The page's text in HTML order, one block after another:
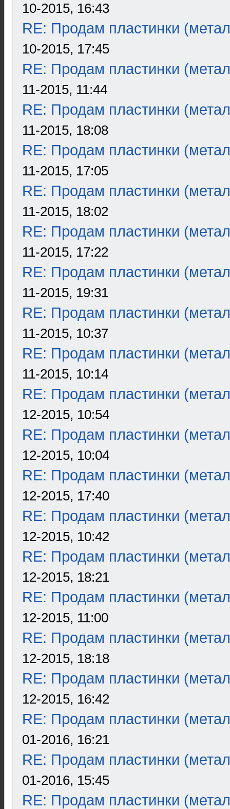
10-2015, 16:43
RE: Продам пластинки
10-2015, 17:45
RE: Продам пластинки
11-2015, 11:44
RE: Продам пластинки
11-2015, 18:08
RE: Продам пластинки
11-2015, 17:05
RE: Продам пластинки
11-2015, 18:02
RE: Продам пластинки
11-2015, 17:22
RE: Продам пластинки
11-2015, 19:31
RE: Продам пластинки
11-2015, 10:37
RE: Продам пластинки
11-2015, 10:14
RE: Продам пластинки
12-2015, 10:54
RE: Продам пластинки
12-2015, 10:04
RE: Продам пластинки
12-2015, 17:40
RE: Продам пластинки
12-2015, 10:42
RE: Продам пластинки
12-2015, 18:21
RE: Продам пластинки
12-2015, 11:00
RE: Продам пластинки
12-2015, 18:18
RE: Продам пластинки
12-2015, 16:42
RE: Продам пластинки
01-2016, 16:21
RE: Продам пластинки
01-2016, 15:45
RE: Продам пластинки